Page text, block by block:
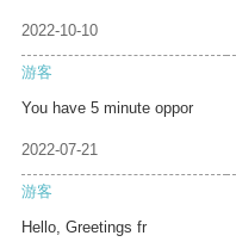
2022-10-10
游客
You have 5 minute oppor
2022-07-21
游客
Hello, Greetings fr